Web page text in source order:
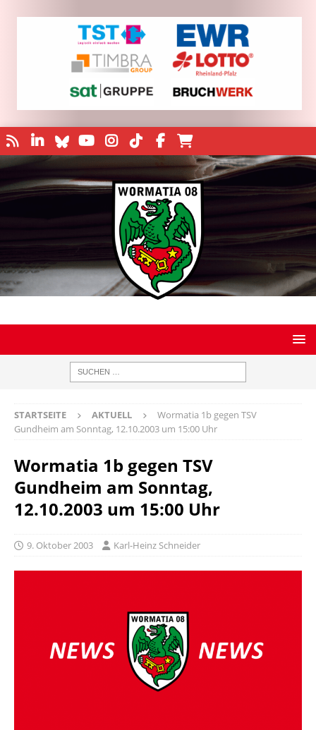
STARTSEITE AKTUELL
Wormatia 1b gegen TSV
Gundheim am Sonntag, 12.10.2003 um 15:00 Uhr
Wormatia 1b gegen TSV
Gundheim am Sonntag,
12.10.2003 um 15:00 Uhr
9. Oktober 2003 Karl-Heinz Schneider